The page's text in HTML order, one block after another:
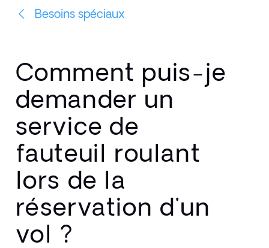
Besoins spéciaux
Comment puis-je
demander un
service de
fauteuil roulant
lors de la
réservation d'un
vol ?